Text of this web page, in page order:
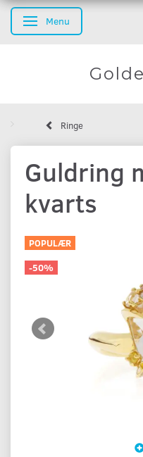
Skifte navigation
Menu
Ringe
Guldring
kvarts
POPULÆR
-50%